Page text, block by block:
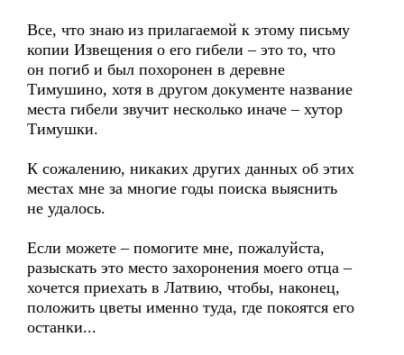
Все, что знаю из прилагаемой к этому письму
копии Извещения о его гибели – это то, что
он погиб и был похоронен в деревне
Тимушино, хотя в другом документе название
места гибели звучит несколько иначе – хутор
Тимушки.
К сожалению, никаких других данных об этих
местах мне за многие годы поиска выяснить
не удалось.
Если можете – помогите мне, пожалуйста,
разыскать это место захоронения моего отца –
хочется приехать в Латвию, чтобы, наконец,
положить цветы именно туда, где покоятся его
останки...